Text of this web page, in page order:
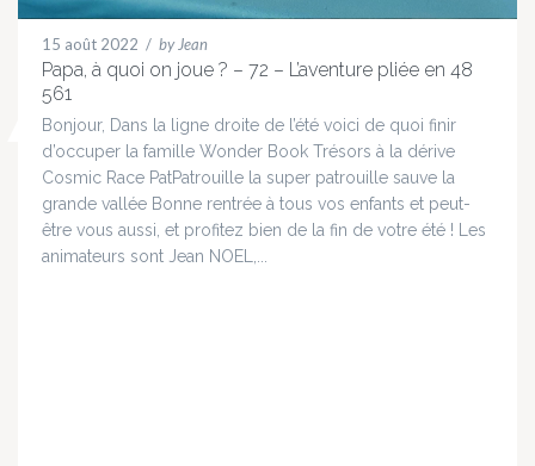
15 août 2022 / by Jean
Papa, à quoi on joue ? – 72 – L’aventure pliée en 48
561
Bonjour, Dans la ligne droite de l’été voici de quoi finir
d’occuper la famille Wonder Book Trésors à la dérive
Cosmic Race PatPatrouille la super patrouille sauve la
grande vallée Bonne rentrée à tous vos enfants et peut-
être vous aussi, et profitez bien de la fin de votre été ! Les
animateurs sont Jean NOEL,...